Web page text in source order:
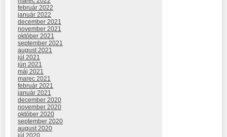
február 2022
január 2022
december 2021
november 2021
október 2021
september 2021
august 2021
júl 2021
jún 2021
máj 2021
marec 2021
február 2021
január 2021
december 2020
november 2020
október 2020
september 2020
august 2020
júl 2020